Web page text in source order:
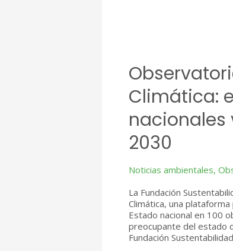
Climática:
2030
Noticias ambientales,
La Fundación
Climática, una
Estado nacional en 100
preocupante del estado
Fundación